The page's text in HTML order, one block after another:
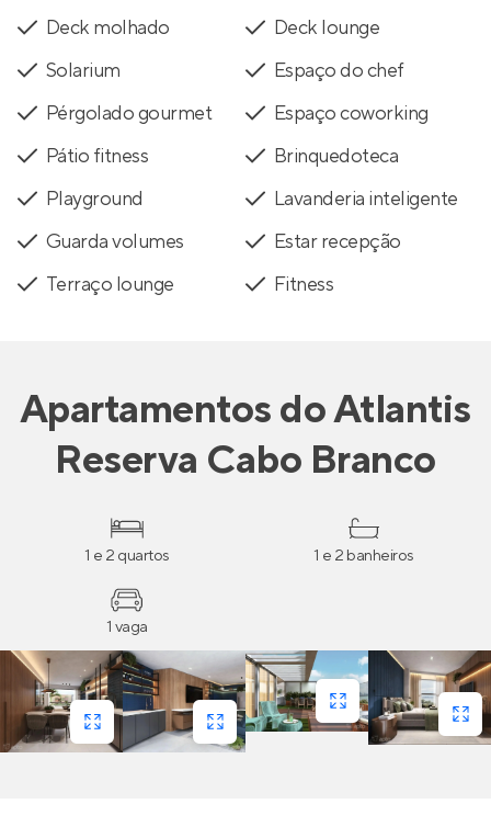
Deck molhado
Deck lounge
Solarium
Espaço do chef
Pérgolado gourmet
Espaço coworking
Pátio fitness
Brinquedoteca
Playground
Lavanderia inteligente
Guarda volumes
Estar recepção
Terraço lounge
Fitness
ApartamentosdoAtlantis
Reserva Cabo Branco
1 e 2 quartos 1 e 2 banheiros
1 vaga